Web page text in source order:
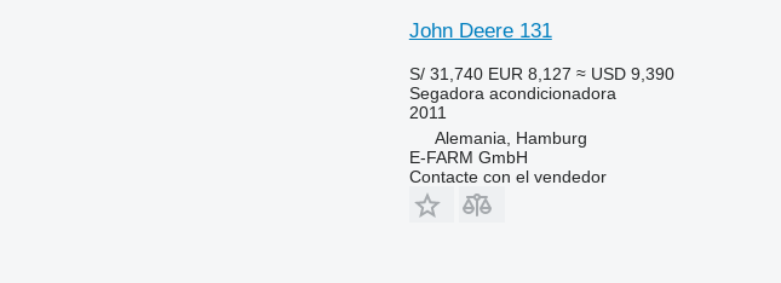
John Deere 131
S/ 31,740 EUR 8,127 ≈ USD 9,390
Segadora acondicionadora
2011
Alemania, Hamburg
E-FARM GmbH
Contacte con el vendedor